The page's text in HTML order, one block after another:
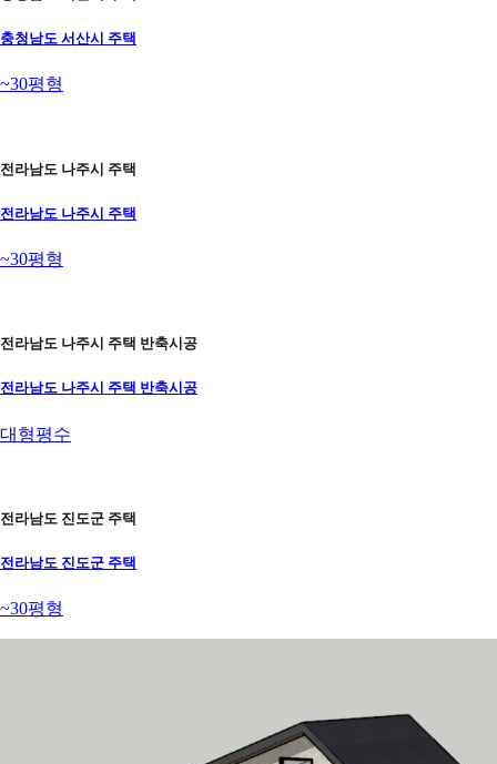
충청남도 서산시 주택
~30평형
전라남도 나주시 주택
전라남도 나주시 주택
~30평형
전라남도 나주시 주택 반축시공
전라남도 나주시 주택 반축시공
대형평수
전라남도 진도군 주택
전라남도 진도군 주택
~30평형